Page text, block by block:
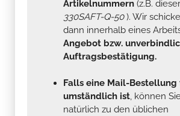
Artikelnummern (z.B.
330SAFT-Q-50). Wir
dann innerhalb eines
Angebot bzw.
Auftragsbestätigung.
Falls eine Mail-Bestellung
umständlich ist, können
natürlich zu den üblichen